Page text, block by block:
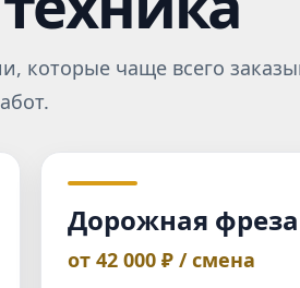
которые чаще всего
Дорожная фреза
от 42 000 ₽ / смена